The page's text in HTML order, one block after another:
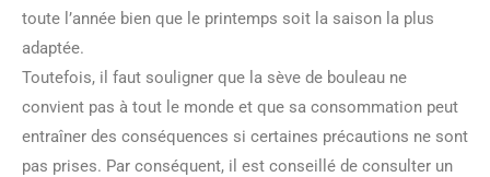
toute l’année bien que le printemps soit la saison la plus
adaptée.
Toutefois, il faut souligner que la sève de bouleau ne
convient pas à tout le monde et que sa consommation peut
entraîner des conséquences si certaines précautions ne sont
pas prises. Par conséquent, il est conseillé de consulter un